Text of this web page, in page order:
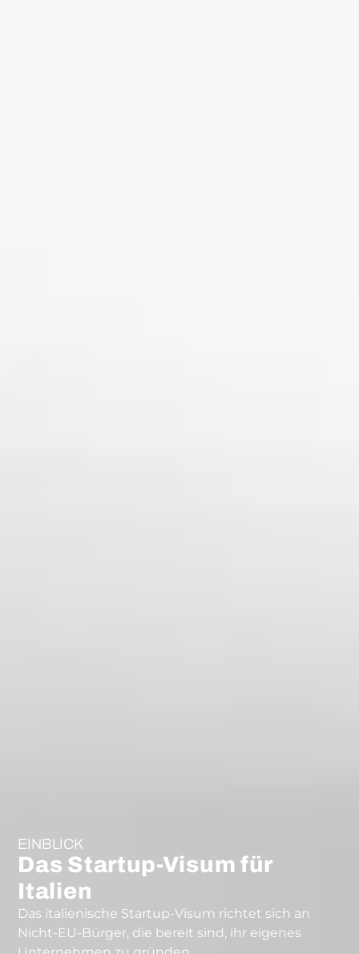
EINBLICK
Das Startup-Visum für
Italien
Das italienische Startup-Visum richtet sich an
Nicht-EU-Bürger, die bereit sind, ihr eigenes